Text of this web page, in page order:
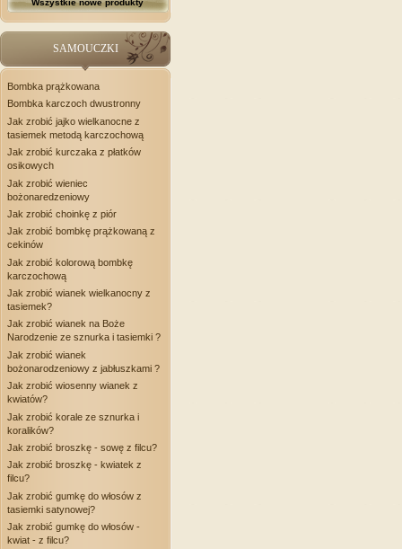
Wszystkie nowe produkty
SAMOUCZKI
Bombka prążkowana
Bombka karczoch dwustronny
Jak zrobić jajko wielkanocne z
tasiemek metodą karczochową
Jak zrobić kurczaka z płatków
osikowych
Jak zrobić wieniec
bożonaredzeniowy
Jak zrobić choinkę z piór
Jak zrobić bombkę prążkowaną z
cekinów
Jak zrobić kolorową bombkę
karczochową
Jak zrobić wianek wielkanocny z
tasiemek?
Jak zrobić wianek na Boże
Narodzenie ze sznurka i tasiemki ?
Jak zrobić wianek
bożonarodzeniowy z jabłuszkami ?
Jak zrobić wiosenny wianek z
kwiatów?
Jak zrobić korale ze sznurka i
koralików?
Jak zrobić broszkę - sowę z filcu?
Jak zrobić broszkę - kwiatek z
filcu?
Jak zrobić gumkę do włosów z
tasiemki satynowej?
Jak zrobić gumkę do włosów -
kwiat - z filcu?